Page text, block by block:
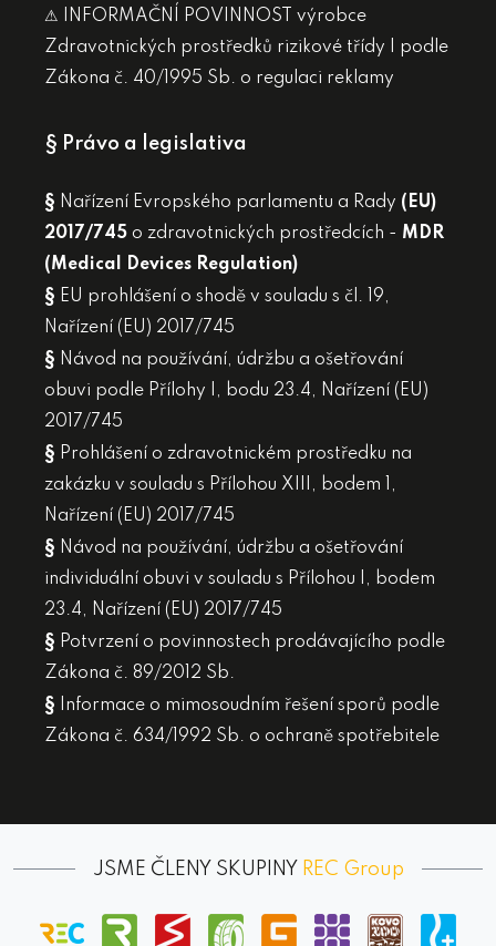
⚠ INFORMAČNÍ POVINNOST výrobce
Zdravotnických prostředků rizikové třídy I podle
Zákona č. 40/1995 Sb. o regulaci reklamy
§ Právo a legislativa
§ Nařízení Evropského parlamentu a Rady (EU)
2017/745 o zdravotnických prostředcích - MDR
(Medical Devices Regulation)
§ EU prohlášení o shodě v souladu s čl. 19,
Nařízení (EU) 2017/745
§ Návod na používání, údržbu a ošetřování
obuvi podle Přílohy I, bodu 23.4, Nařízení (EU)
2017/745
§ Prohlášení o zdravotnickém prostředku na
zakázku v souladu s Přílohou XIII, bodem 1,
Nařízení (EU) 2017/745
§ Návod na používání, údržbu a ošetřování
individuální obuvi v souladu s Přílohou I, bodem
23.4, Nařízení (EU) 2017/745
§ Potvrzení o povinnostech prodávajícího podle
Zákona č. 89/2012 Sb.
§ Informace o mimosoudním řešení sporů podle
Zákona č. 634/1992 Sb. o ochraně spotřebitele
JSME ČLENY SKUPINY REC Group